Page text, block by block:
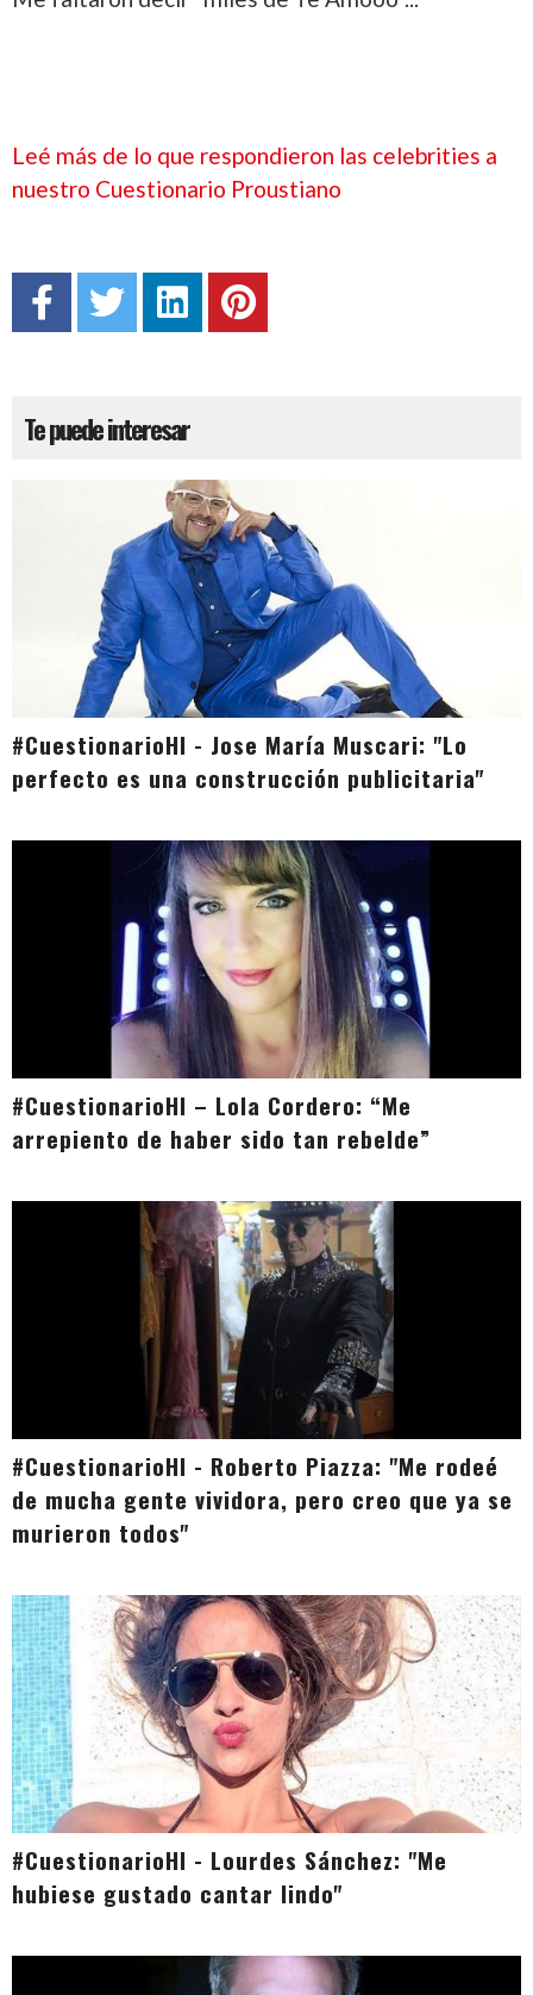
Leé más de lo que respondieron las celebrities a
nuestro Cuestionario Proustiano
Te puede interesar
#CuestionarioHI - Jose María Muscari: "Lo
perfecto es una construcción publicitaria"
#CuestionarioHI – Lola Cordero: “Me
arrepiento de haber sido tan rebelde”
#CuestionarioHI - Roberto Piazza: "Me rodeé
de mucha gente vividora, pero creo que ya se
murieron todos"
#CuestionarioHI - Lourdes Sánchez: "Me
hubiese gustado cantar lindo"